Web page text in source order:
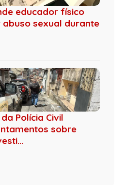
educador físico
sexual durante
Polícia Civil
sobre